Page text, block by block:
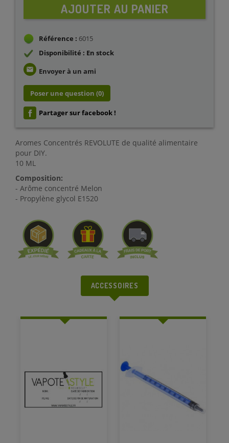
AJOUTER AU PANIER
Référence : 6015
Disponibilité : En stock
email Envoyer à un ami
Poser une question (0)
Partager sur facebook !
Aromes Concentrés REVOLUTE de qualité alimentaire
pour DIY.
10 ML
Composition:
- Arôme concentré Melon
- Propylène glycol E1520
ACCESSOIRES